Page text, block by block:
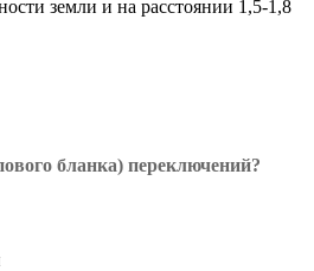
земли и на расстоянии 1,5-1,8
бланка) переключений?